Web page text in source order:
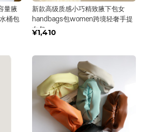
量腋
桶包
新款高级质感小巧精致腋下包女
handbags包women跨境轻奢手提
女包
¥1,410